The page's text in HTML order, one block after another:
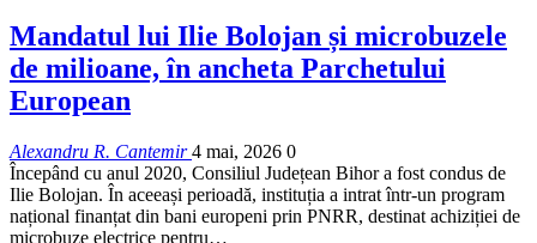
Mandatul lui Ilie Bolojan și microbuzele
de milioane, în ancheta Parchetului
European
Alexandru R. Cantemir4 mai, 2026 0
Începând cu anul 2020, Consiliul Județean Bihor a fost condus de
Ilie Bolojan. În aceeași perioadă, instituția a intrat într-un program
național finanțat din bani europeni prin PNRR, destinat achiziției de
microbuze electrice pentru…